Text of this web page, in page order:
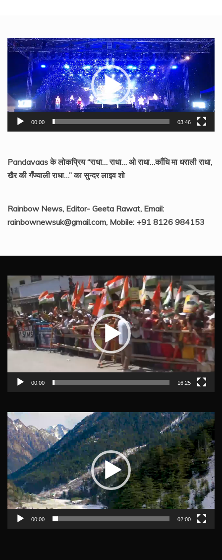
Video
Player
00:00 03:46
Pandavaas के लोकप्रिय “राधा… राधा… ओ राधा…काँधि मा धराली राधा,
खैर की गँज्याली राधा…” का सुन्दर लाइव शो
Rainbow News, Editor- Geeta Rawat, Email:
rainbownewsuk@gmail.com, Mobile: +91 8126 984153
Video
Player
00:00 16:25
Video
Player
00:00 02:00